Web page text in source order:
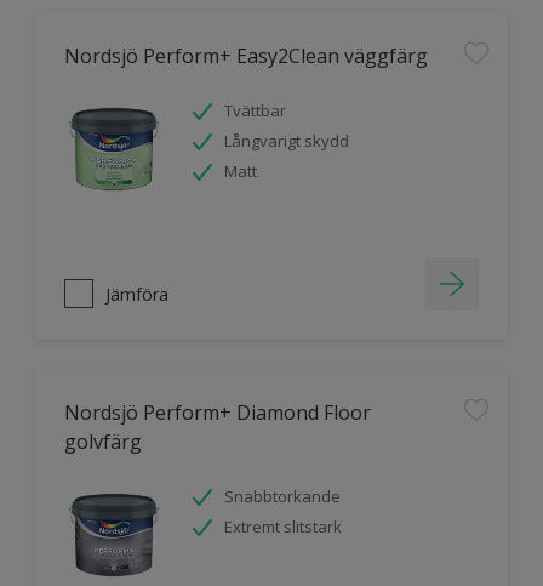
Nordsjö Perform+ Easy2Clean väggfärg
Tvättbar
Långvarigt skydd
Matt
Jämföra
Nordsjö Perform+ Diamond Floor
golvfärg
Snabbtorkande
Extremt slitstark